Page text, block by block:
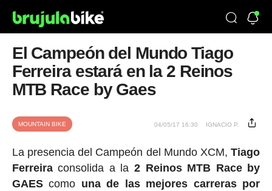
El Campeón del Mundo Tiago
Ferreira estará en la 2 Reinos
MTB Race by Gaes
MOUNTAIN BIKE 04/05/17 16:30 IGNACIO P.
La presencia del Campeón del Mundo XCM,Tiago
Ferreiraconsolida a la 2 Reinos MTB Race by
GAEScomo una de las mejores carreras por